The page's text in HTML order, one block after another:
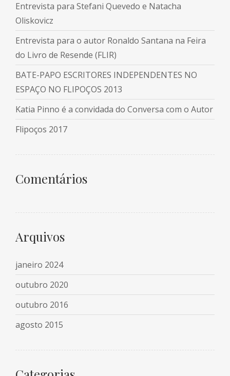
Entrevista para Stefani Quevedo e Natacha
Oliskovicz
Entrevista para o autor Ronaldo Santana na Feira
do Livro de Resende (FLIR)
BATE-PAPO ESCRITORES INDEPENDENTES NO
ESPAÇO NO FLIPOÇOS 2013
Katia Pinno é a convidada do Conversa com o Autor
Flipoços 2017
Comentários
Arquivos
janeiro 2024
outubro 2020
outubro 2016
agosto 2015